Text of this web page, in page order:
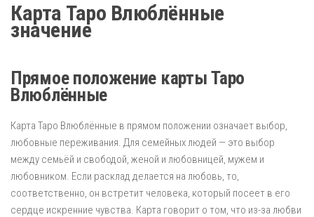
Карта Таро Влюблённые
значение
Прямое положение карты Таро
Влюблённые
Карта Таро Влюблённые в прямом положении означает выбор,
любовные переживания. Для семейных людей — это выбор
между семьёй и свободой, женой и любовницей, мужем и
любовником. Если расклад делается на любовь, то,
соответственно, он встретит человека, который посеет в его
сердце искренние чувства. Карта говорит о том, что из-за любви